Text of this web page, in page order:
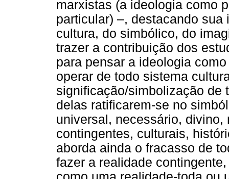
marxistas (a ideologia como
particular) –, destacando
cultura, do simbólico, do
trazer a contribuição dos
para pensar a ideologia
operar de todo sistema
significação/simbolização de
delas ratificarem-se no
universal, necessário, divino,
contingentes, culturais,
aborda ainda o fracasso de
fazer a realidade